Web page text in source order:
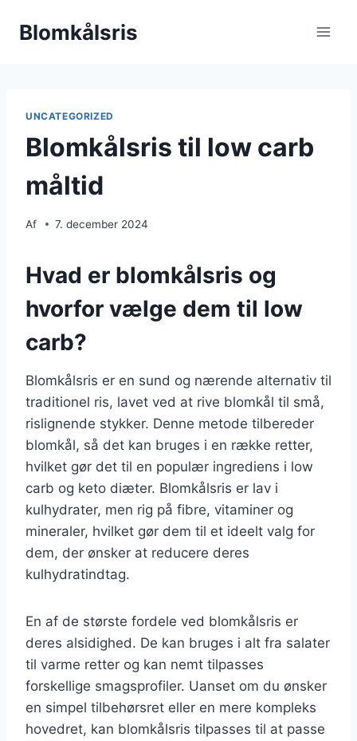
Blomkålsris
UNCATEGORIZED
Blomkålsris til low carb
måltid
Af 7. december 2024
Hvad er blomkålsris og
hvorfor vælge dem til low
carb?
Blomkålsris er en sund og nærende alternativ til
traditionel ris, lavet ved at rive blomkål til små,
rislignende stykker. Denne metode tilbereder
blomkål, så det kan bruges i en række retter,
hvilket gør det til en populær ingrediens i low
carb og keto diæter. Blomkålsris er lav i
kulhydrater, men rig på fibre, vitaminer og
mineraler, hvilket gør dem til et ideelt valg for
dem, der ønsker at reducere deres
kulhydratindtag.
En af de største fordele ved blomkålsris er
deres alsidighed. De kan bruges i alt fra salater
til varme retter og kan nemt tilpasses
forskellige smagsprofiler. Uanset om du ønsker
en simpel tilbehørsret eller en mere kompleks
hovedret, kan blomkålsris tilpasses til at passe